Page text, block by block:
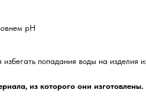
pH
попадания воды на изделия
из которого они изготовлены.